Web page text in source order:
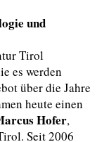
und
Tirol
es werden
über die Jahre
heute einen
Hofer,
Seit 2006